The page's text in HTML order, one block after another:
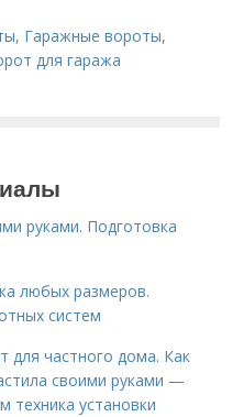
, Гаражные вороты,
для гаража
руками. Подготовка
любых размеров.
систем
для частного дома. Как
своими руками —
техника установки